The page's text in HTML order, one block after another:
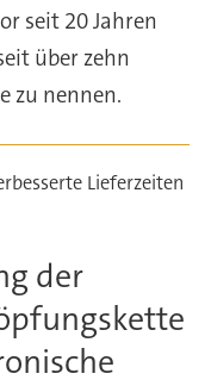
seit 20 Jahren
über zehn
zu nennen.
Lieferzeiten
der